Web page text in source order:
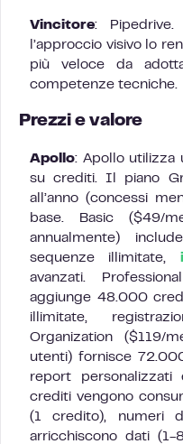
Vincitore:
l’approccio visivo lo
più veloce da
competenze tecniche.
Prezzi e valore
Apollo: Apollo utilizza
su crediti. Il piano
all’anno (concessi
base. Basic ($49/
annualmente)
sequenze illimitate,
avanzati.
aggiunge 48.000
illimitate,
Organization ($119/
utenti) fornisce
report personalizzati
crediti vengono
(1 credito), numeri
arricchiscono dati